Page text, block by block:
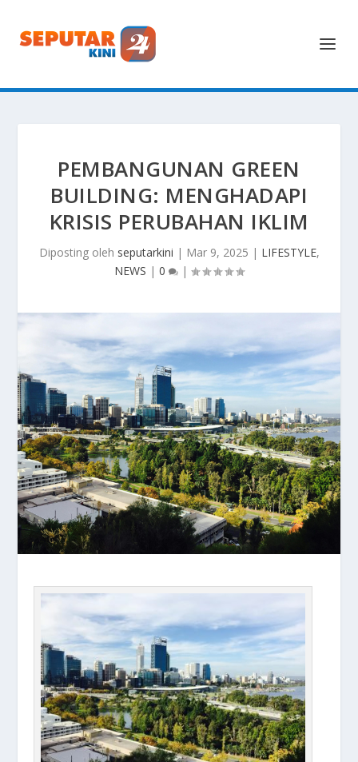
PEMBANGUNAN GREEN
BUILDING: MENGHADAPI
KRISIS PERUBAHAN IKLIM
Diposting oleh seputarkini | Mar 9, 2025 | LIFESTYLE,
NEWS | 0 |